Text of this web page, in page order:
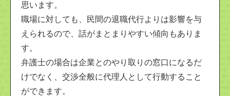
思います。
職場に対しても、民間の退職代行よりは影響を与
えられるので、話がまとまりやすい傾向もありま
す。
弁護士の場合は企業とのやり取りの窓口になるだ
けでなく、交渉全般に代理人として行動すること
ができます。